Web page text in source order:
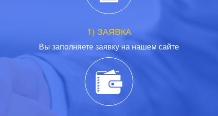
1) ЗАЯВКА
Вы заполняете заявку на нашем сайте